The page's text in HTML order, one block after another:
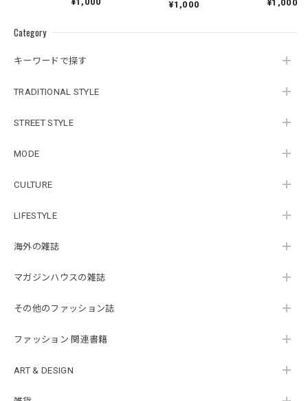
Category
キーワードで探す
TRADITIONAL STYLE
STREET STYLE
MODE
CULTURE
LIFESTYLE
海外の雑誌
マガジンハウスの雑誌
その他のファッション誌
ファッション 関連書籍
ART & DESIGN
¥1,000 ¥1,000